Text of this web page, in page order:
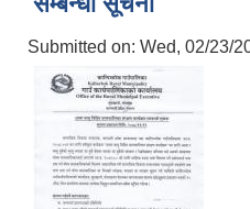
Submitted on: Wed, 02/23/